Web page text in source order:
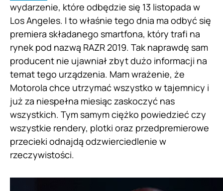
wydarzenie, które odbędzie się 13 listopada w
Los Angeles. I to właśnie tego dnia ma odbyć się
premiera składanego smartfona, który trafi na
rynek pod nazwą RAZR 2019. Tak naprawdę sam
producent nie ujawniał zbyt dużo informacji na
temat tego urządzenia. Mam wrażenie, że
Motorola chce utrzymać wszystko w tajemnicy i
już za niespełna miesiąc zaskoczyć nas
wszystkich. Tym samym ciężko powiedzieć czy
wszystkie rendery, plotki oraz przedpremierowe
przecieki odnajdą odzwierciedlenie w
rzeczywistości.